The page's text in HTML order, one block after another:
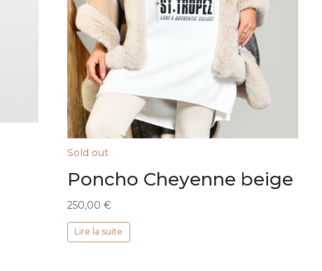
Sold out
Poncho Cheyenne beige
250,00 €
Lire la suite